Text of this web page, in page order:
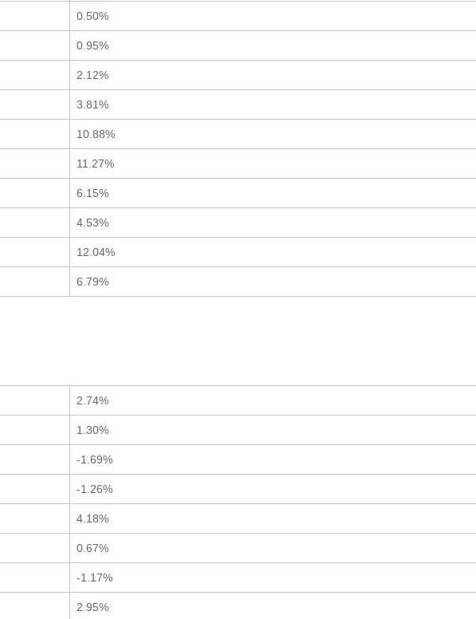
0.50%
0.95%
2.12%
3.81%
10.88%
11.27%
6.15%
4.53%
12.04%
6.79%
2.74%
1.30%
-1.69%
-1.26%
4.18%
0.67%
-1.17%
2.95%